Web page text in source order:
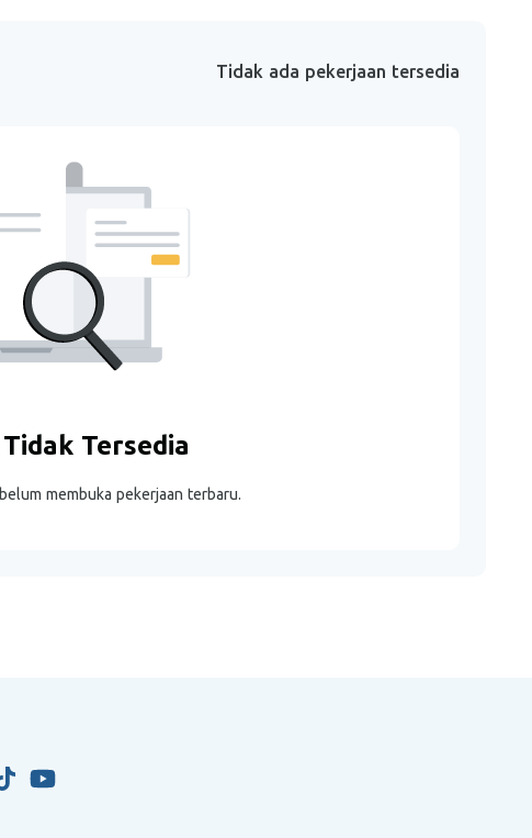
Tidak ada pekerjaan tersedia
Tersedia
membuka pekerjaan terbaru.